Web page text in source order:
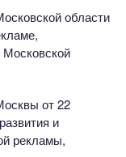
области
от 22
и
рекламы,